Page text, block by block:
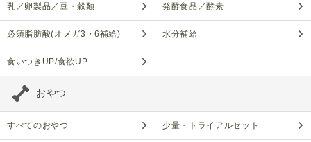
乳／卵製品／豆・穀類 発酵食品／酵素
必須脂肪酸(オメガ3・6補給) 水分補給
食いつきUP/食欲UP
おやつ
すべてのおやつ 少量・トライアルセット